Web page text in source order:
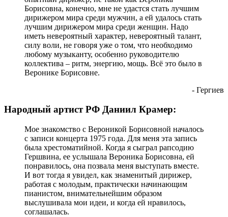
Борисовна, конечно, мне не удастся стать лучшим
дирижером мира среди мужчин, а ей удалось стать
лучшим дирижером мира среди женщин. Надо
иметь невероятный характер, невероятный талант,
силу воли, не говоря уже о том, что необходимо
любому музыканту, особенно руководителю
коллектива – ритм, энергию, мощь. Всё это было в
Веронике Борисовне.
- Гергиев
Народный артист РФ Даниил Крамер:
Мое знакомство с Вероникой Борисовной началось
с записи концерта 1975 года. Для меня эта запись
была хрестоматийной. Когда я сыграл рапсодию
Гершвина, ее услышала Вероника Борисовна, ей
понравилось, она позвала меня выступать вместе.
И вот тогда я увидел, как знаменитый дирижер,
работая с молодым, практически начинающим
пианистом, внимательнейшим образом
выслушивала мои идеи, и когда ей нравилось,
соглашалась.